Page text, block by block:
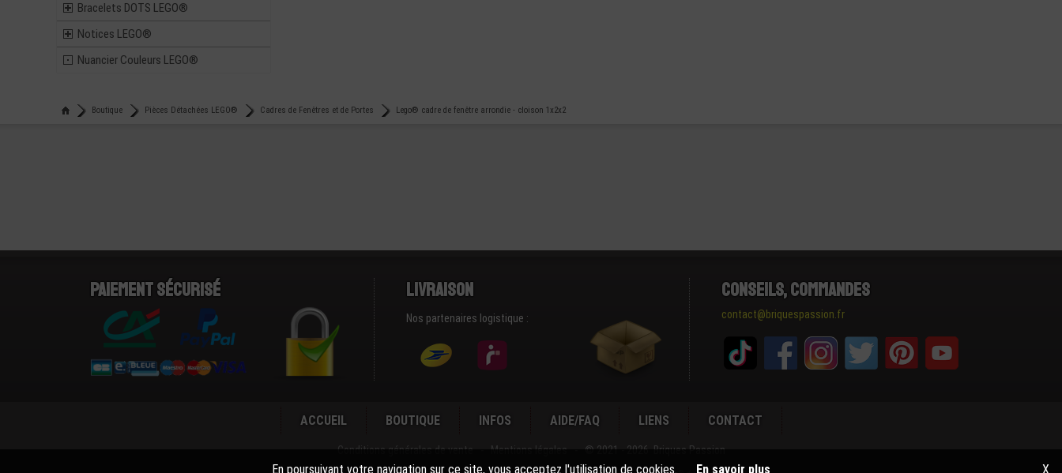
Bracelets DOTS LEGO®
Notices LEGO®
Nuancier Couleurs LEGO®
Boutique Pièces Détachées LEGO® Cadres de Fenêtres et de Portes Lego® cadre de fenêtre arrondie - cloison 1x2x2
Paiement sécurisé Livraison
Nos partenaires logistique :
Conseils, Commandes
contact@briquespassion.fr
ACCUEIL BOUTIQUE INFOS AIDE/FAQ LIENS CONTACT
Conditions générales de vente Mentions légales © 2021 - 2026 Briques Passion
En poursuivant votre navigation sur ce site, vous acceptez l'utilisation de cookies. En savoir plus X